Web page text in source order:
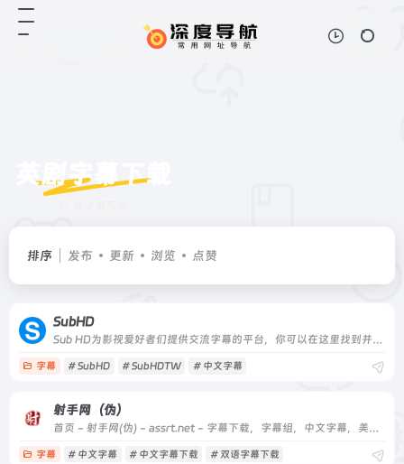
英剧字幕下载
排序 发布 更新 浏览 点赞
SubHD
Sub HD为影视爱好者们提供交流字幕的平台，你可以在这里找到并下载字幕，对字幕打分和评论，也可以上传字幕与大家分享。
字幕 # SubHD # SubHDTW # 中文字幕
射手网（伪）
字幕 # 中文字幕 # 中文字幕下载 # 双语字幕下载